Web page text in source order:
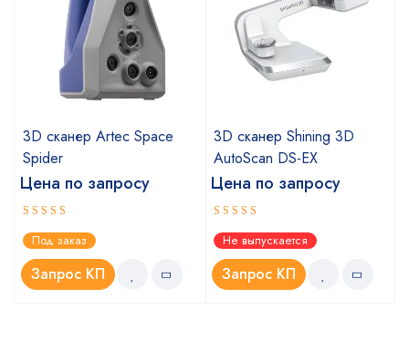
3D сканер Artec Space
Spider
Цена по запросу
Оценка
5.00из 5
Под заказ
Запрос КП
3D сканер Shining 3D
AutoScan DS-EX
Цена по запросу
Оценка
4.67из 5
Не выпускается
Запрос КП